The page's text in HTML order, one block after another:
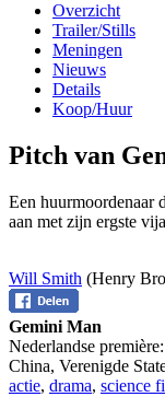
Overzicht
Trailer/Stills
Meningen
Nieuws
Details
Koop/Huur
Pitch van
Een huurmoordenaar
aan met zijn ergste
Will Smith (Henry
Gemini Man
Nederlandse première:
China, Verenigde
actie, drama, science